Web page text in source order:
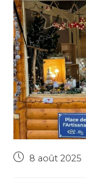
8 août 2025